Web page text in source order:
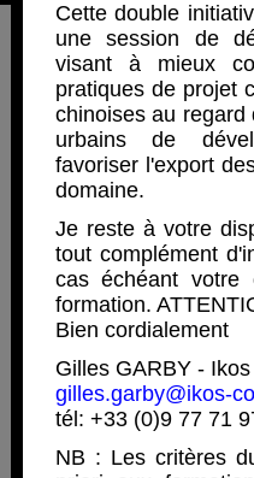
Cette double
une session de
visant à mieux
pratiques de projet
chinoises au regard
urbains de
favoriser l'export
domaine.
Je reste à votre
tout complément
cas échéant votre
formation.
Bien cordialement
Gilles GARBY -
gilles.garby@ikos-
tél: +33 (0)9 77 71
NB : Les critères